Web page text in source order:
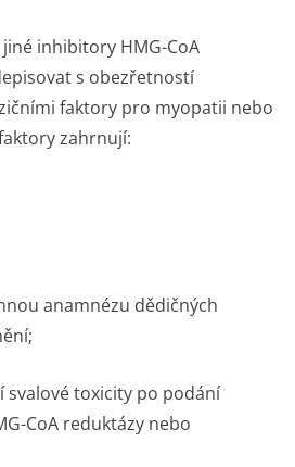
inhibitory HMG-CoA
s obezřetností
faktory pro myopatii nebo
zahrnují:
anamnézu dědičných
svalové toxicity po podání
CoA reduktázy nebo